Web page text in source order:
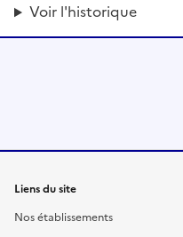
Voir l'historique
Liens du site
Nos établissements